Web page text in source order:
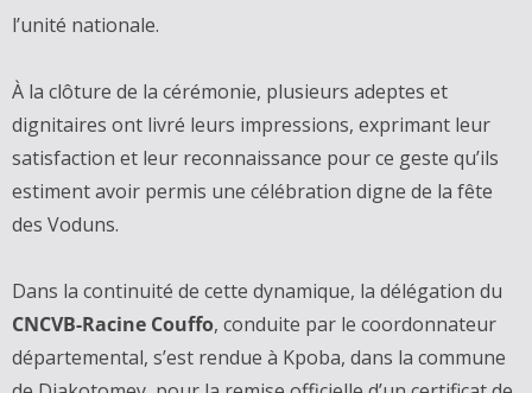
l’unité nationale.
À la clôture de la cérémonie, plusieurs adeptes et
dignitaires ont livré leurs impressions, exprimant leur
satisfaction et leur reconnaissance pour ce geste qu’ils
estiment avoir permis une célébration digne de la fête
des Voduns.
Dans la continuité de cette dynamique, la délégation du
CNCVB-Racine Couffo, conduite par le coordonnateur
départemental, s’est rendue à Kpoba, dans la commune